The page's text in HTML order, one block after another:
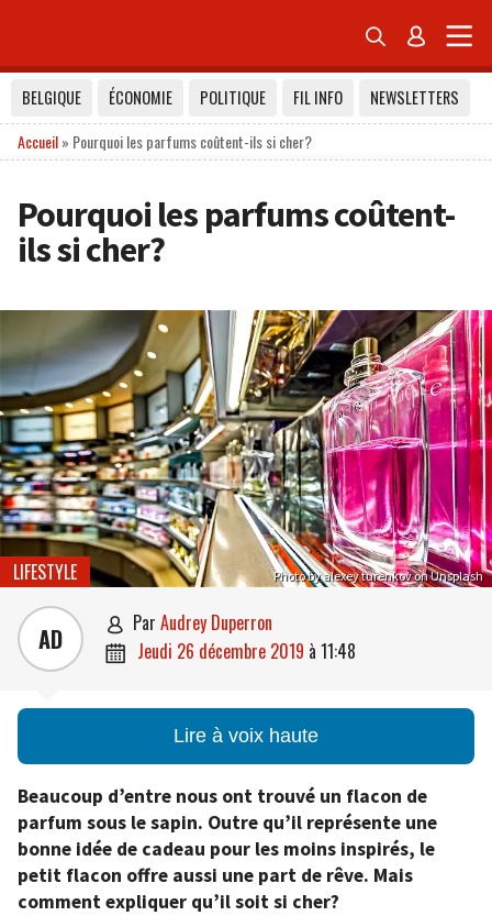
 
BELGIQUE ÉCONOMIE POLITIQUE FIL INFO
NEWSLETTERS
Accueil» Pourquoi les parfums coûtent-ils si cher?
Pourquoi les parfums coûtent-
ils si cher?
Photo by alexey turenkov on Unsplash
LIFESTYLE
AD  par Audrey Duperron
 jeudi 26 décembre 2019 à 11:48
Lire à voix haute
Beaucoup d’entre nous ont trouvé un flacon de
parfum sous le sapin. Outre qu’il représente une
bonne idée de cadeau pour les moins inspirés, le
petit flacon offre aussi une part de rêve. Mais
comment expliquer qu’il soit si cher?